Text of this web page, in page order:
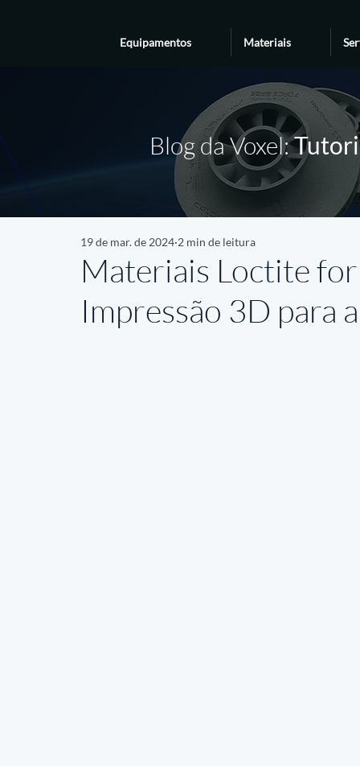
Equipamentos Materiais
Blog da Voxel:
Materiais Loctite
Impressão 3D para
19 de mar. de 2024 2 min de leitura